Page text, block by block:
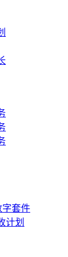
字套件
计划